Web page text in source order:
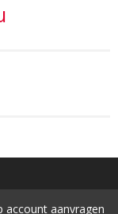
account aanvragen